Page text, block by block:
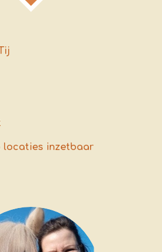
locaties inzetbaar